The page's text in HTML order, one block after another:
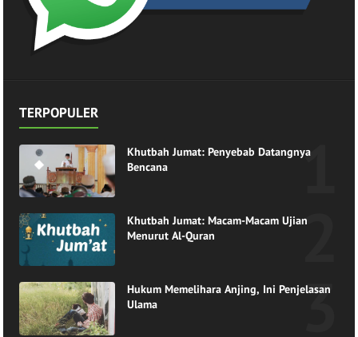
TERPOPULER
Khutbah Jumat: Penyebab Datangnya
Bencana
Khutbah Jumat: Macam-Macam Ujian
Menurut Al-Quran
Hukum Memelihara Anjing, Ini Penjelasan
Ulama